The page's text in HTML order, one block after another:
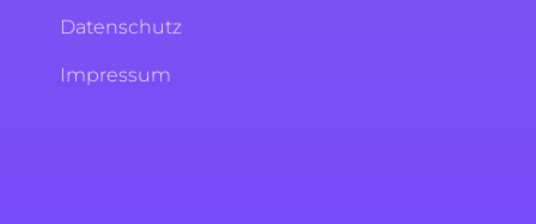
Datenschutz
Impressum